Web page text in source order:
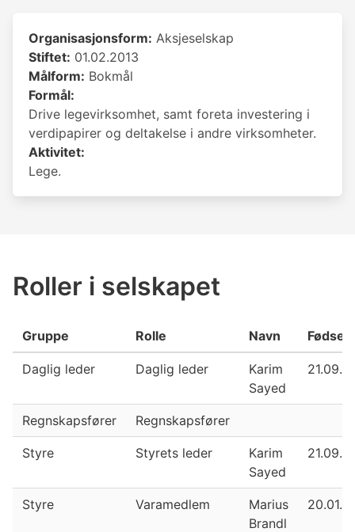
Organisasjonsform: Aksjeselskap
Stiftet: 01.02.2013
Målform: Bokmål
Formål:
Drive legevirksomhet, samt foreta investering i
verdipapirer og deltakelse i andre virksomheter.
Aktivitet:
Lege.
Roller i selskapet
Gruppe Rolle Navn
Daglig leder Daglig leder
Karim
Sayed
Regnskapsfører Regnskapsfører
Styre Styrets leder
Karim
Sayed
Styre Varamedlem
Marius
Brandl